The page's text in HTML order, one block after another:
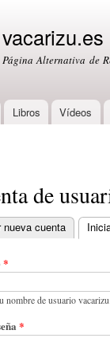
vacarizu.es
Página Alternativa de
Libros Vídeos
de
tabs
nueva cuenta
*
nombre de usuario
*